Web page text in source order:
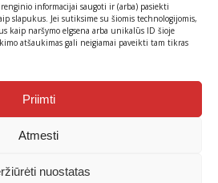
informacijai saugoti ir (arba) pasiekti
slapukus. Jei sutiksime su šiomis technologijomis,
kaip naršymo elgsena arba unikalūs ID šioje
atšaukimas gali neigiamai paveikti tam tikras
Priimti
Atmesti
nuostatas
naujausius